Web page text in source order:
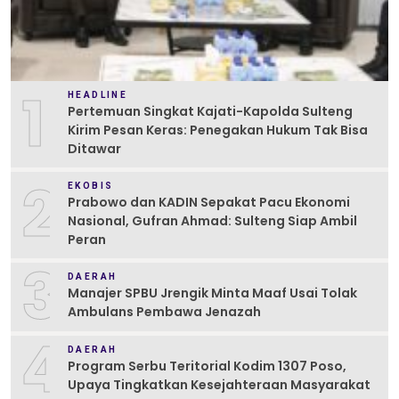
1 HEADLINE
Pertemuan Singkat Kajati-Kapolda Sulteng
Kirim Pesan Keras: Penegakan Hukum Tak Bisa
Ditawar
2 EKOBIS
Prabowo dan KADIN Sepakat Pacu Ekonomi
Nasional, Gufran Ahmad: Sulteng Siap Ambil
Peran
3 DAERAH
Manajer SPBU Jrengik Minta Maaf Usai Tolak
Ambulans Pembawa Jenazah
4 DAERAH
Program Serbu Teritorial Kodim 1307 Poso,
Upaya Tingkatkan Kesejahteraan Masyarakat